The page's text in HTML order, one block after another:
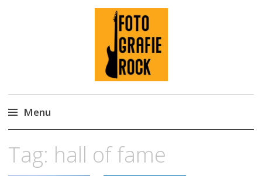
Fotografie ROCK
Menu
content
Tag: hall of fame